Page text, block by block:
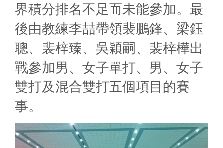
界積分排名不足而未能參加。最
後由教練李喆帶領裴鵬鋒、梁鈺
聰、裴梓臻、吳穎嗣、裴梓樺出
戰參加男、女子單打、男、女子
雙打及混合雙打五個項目的賽
事。